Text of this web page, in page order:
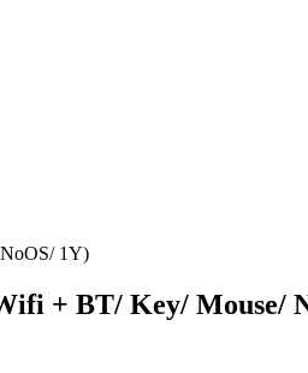
1Y)
+ BT/ Key/ Mouse/